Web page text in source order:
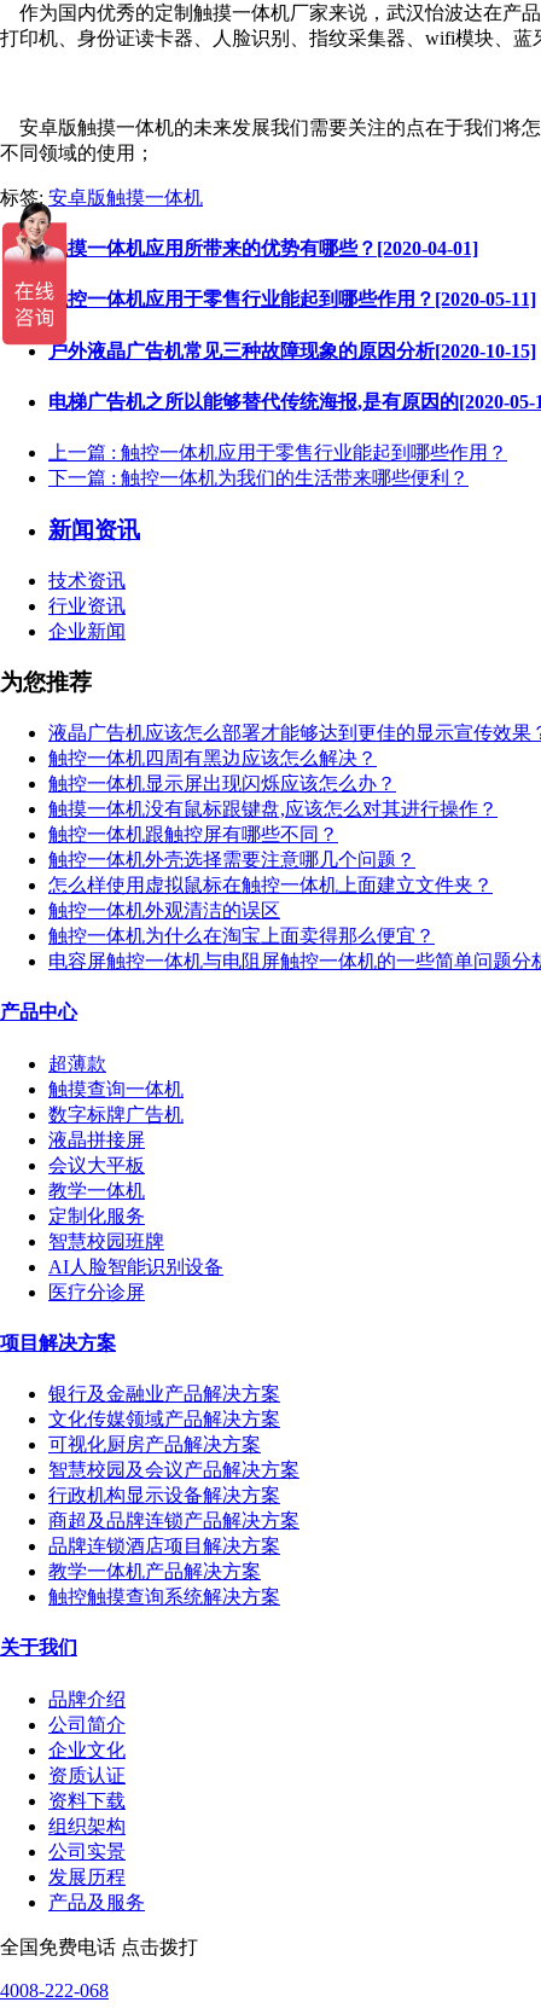
作为国内优秀的定制触摸一体机厂家来说，武汉怡波达在产
打印机、身份证读卡器、人脸识别、指纹采集器、wifi模块、
安卓版触摸一体机的未来发展我们需要关注的点在于我们将
不同领域的使用；
标签: 安卓版触摸一体机
触摸一体机应用所带来的优势有哪些？[2020-04-01]
触控一体机应用于零售行业能起到哪些作用？[2020-05-11]
户外液晶广告机常见三种故障现象的原因分析[2020-10-15]
电梯广告机之所以能够替代传统海报,是有原因的[2020-05-
上一篇 : 触控一体机应用于零售行业能起到哪些作用？
下一篇 : 触控一体机为我们的生活带来哪些便利？
新闻资讯
技术资讯
行业资讯
企业新闻
为您推荐
液晶广告机应该怎么部署才能够达到更佳的显示宣传效果
触控一体机四周有黑边应该怎么解决？
触控一体机显示屏出现闪烁应该怎么办？
触摸一体机没有鼠标跟键盘,应该怎么对其进行操作？
触控一体机跟触控屏有哪些不同？
触控一体机外壳选择需要注意哪几个问题？
怎么样使用虚拟鼠标在触控一体机上面建立文件夹？
触控一体机外观清洁的误区
触控一体机为什么在淘宝上面卖得那么便宜？
电容屏触控一体机与电阻屏触控一体机的一些简单问题分
产品中心
超薄款
触摸查询一体机
数字标牌广告机
液晶拼接屏
会议大平板
教学一体机
定制化服务
智慧校园班牌
AI人脸智能识别设备
医疗分诊屏
项目解决方案
银行及金融业产品解决方案
文化传媒领域产品解决方案
可视化厨房产品解决方案
智慧校园及会议产品解决方案
行政机构显示设备解决方案
商超及品牌连锁产品解决方案
品牌连锁酒店项目解决方案
教学一体机产品解决方案
触控触摸查询系统解决方案
关于我们
品牌介绍
公司简介
企业文化
资质认证
资料下载
组织架构
公司实景
发展历程
产品及服务
全国免费电话 点击拨打
4008-222-068